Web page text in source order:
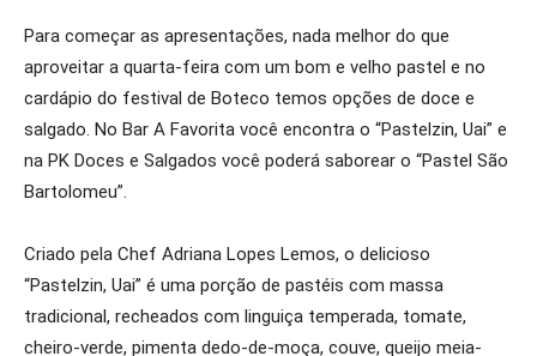
Para começar as apresentações, nada melhor do que
aproveitar a quarta-feira com um bom e velho pastel e no
cardápio do festival de Boteco temos opções de doce e
salgado. No Bar A Favorita você encontra o “Pastelzin, Uai” e
na PK Doces e Salgados você poderá saborear o “Pastel São
Bartolomeu”.
Criado pela Chef Adriana Lopes Lemos, o delicioso
“Pastelzin, Uai” é uma porção de pastéis com massa
tradicional, recheados com linguiça temperada, tomate,
cheiro-verde, pimenta dedo-de-moça, couve, queijo meia-